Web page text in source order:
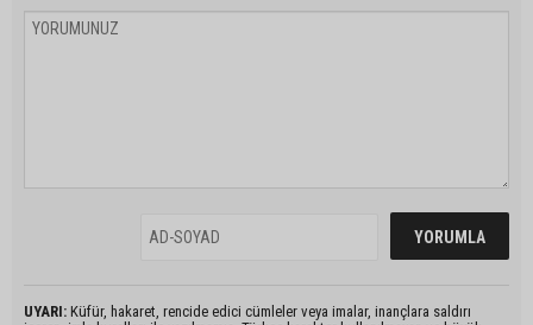
UYARI: Küfür, hakaret, rencide edici cümleler veya imalar, inançlara saldırı